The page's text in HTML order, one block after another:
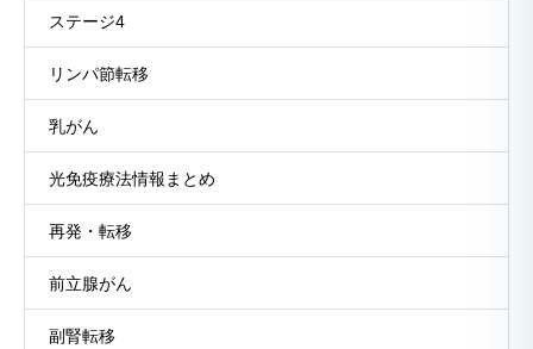
ステージ4
リンパ節転移
乳がん
光免疫療法情報まとめ
再発・転移
前立腺がん
副腎転移